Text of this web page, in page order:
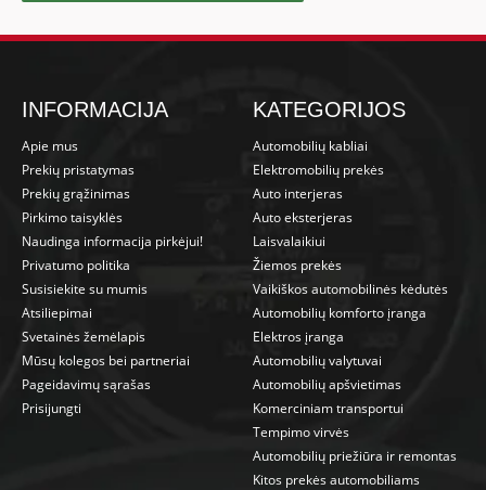
INFORMACIJA
Apie mus
Prekių pristatymas
Prekių grąžinimas
Pirkimo taisyklės
Naudinga informacija pirkėjui!
Privatumo politika
Susisiekite su mumis
Atsiliepimai
Svetainės žemėlapis
Mūsų kolegos bei partneriai
Pageidavimų sąrašas
Prisijungti
KATEGORIJOS
Automobilių kabliai
Elektromobilių prekės
Auto interjeras
Auto eksterjeras
Laisvalaikiui
Žiemos prekės
Vaikiškos automobilinės kėdutės
Automobilių komforto įranga
Elektros įranga
Automobilių valytuvai
Automobilių apšvietimas
Komerciniam transportui
Tempimo virvės
Automobilių priežiūra ir remontas
Kitos prekės automobiliams